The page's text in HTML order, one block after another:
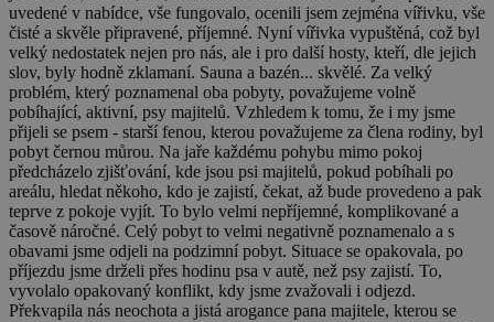
uvedené v nabídce, vše fungovalo, ocenili jsem zejména vířivku, vše
čisté a skvěle připravené, příjemné. Nyní vířivka vypuštěná, což byl
velký nedostatek nejen pro nás, ale i pro další hosty, kteří, dle jejich
slov, byly hodně zklamaní. Sauna a bazén... skvělé. Za velký
problém, který poznamenal oba pobyty, považujeme volně
pobíhající, aktivní, psy majitelů. Vzhledem k tomu, že i my jsme
přijeli se psem - starší fenou, kterou považujeme za člena rodiny, byl
pobyt černou můrou. Na jaře každému pohybu mimo pokoj
předcházelo zjišťování, kde jsou psi majitelů, pokud pobíhali po
areálu, hledat někoho, kdo je zajistí, čekat, až bude provedeno a pak
teprve z pokoje vyjít. To bylo velmi nepříjemné, komplikované a
časově náročné. Celý pobyt to velmi negativně poznamenalo a s
obavami jsme odjeli na podzimní pobyt. Situace se opakovala, po
příjezdu jsme drželi přes hodinu psa v autě, než psy zajistí. To,
vyvolalo opakovaný konflikt, kdy jsme zvažovali i odjezd.
Překvapila nás neochota a jistá arogance pana majitele, kterou se